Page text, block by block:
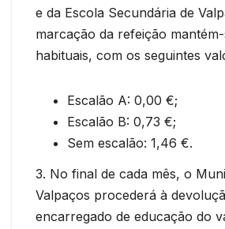
e da Escola Secundária de
marcação da refeição
habituais, com os seguintes
Escalão A: 0,00 €;
Escalão B: 0,73 €;
Sem escalão: 1,46 €.
3. No final de cada mês, o
Valpaços procederá à
encarregado de educação do